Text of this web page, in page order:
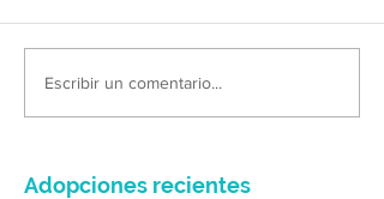
Escribir un comentario...
Adopciones recientes